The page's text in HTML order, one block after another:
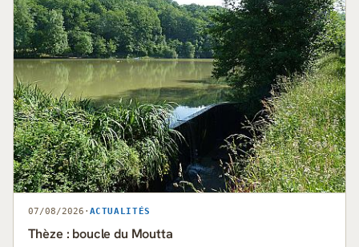
07/08/2026 · ACTUALITÉS
Thèze : boucle du Moutta